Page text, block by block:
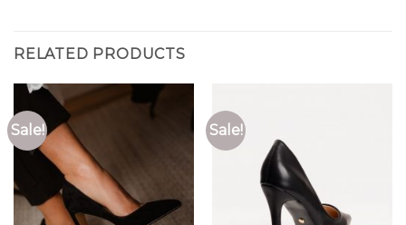
RELATED PRODUCTS
Sale! Sale!